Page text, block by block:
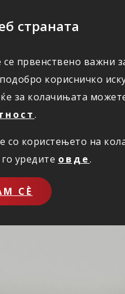
страната
првенствено важни
корисничко
за колачињата
.
со користењето на
уредите овде.
СЀ
ЗА НАС